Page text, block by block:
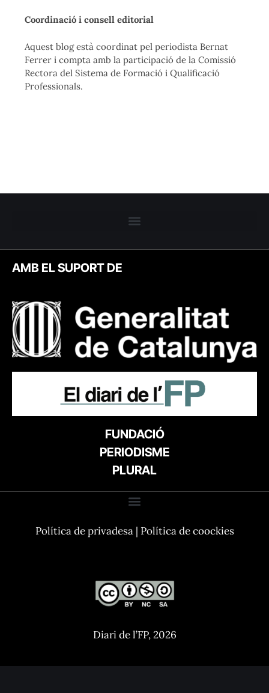
Coordinació i consell editorial
Aquest blog està coordinat pel periodista Bernat
Ferrer i compta amb la participació de la Comissió
Rectora del Sistema de Formació i Qualificació
Professionals.
AMB EL SUPORT DE
FUNDACIÓ
PERIODISME
PLURAL
Política de privadesa| Política de coockies
Diari de l’FP, 2026